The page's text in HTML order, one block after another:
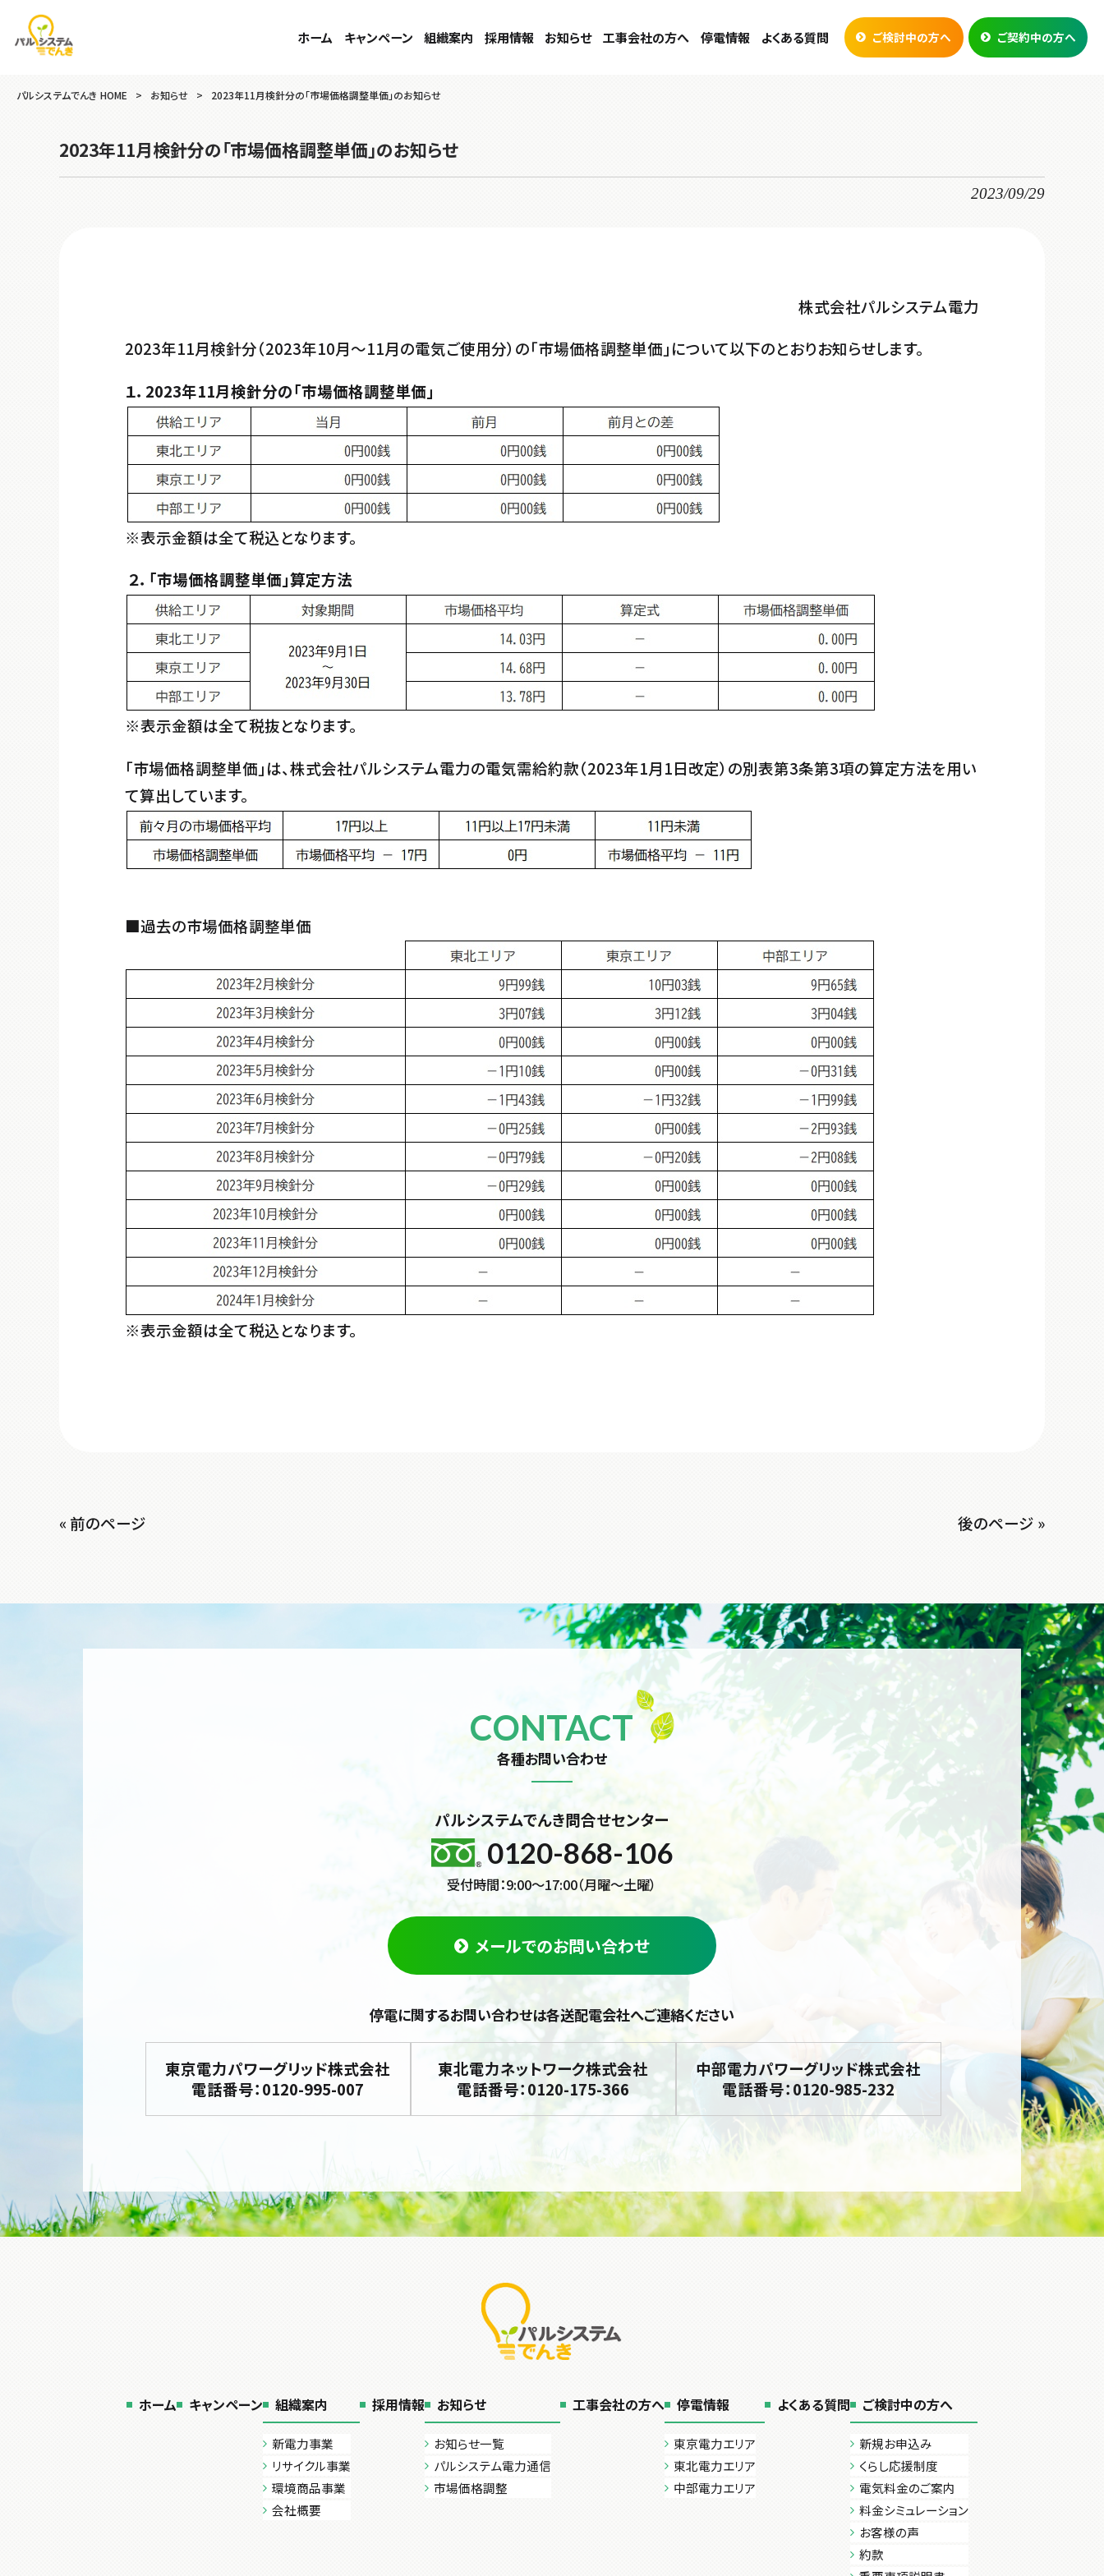
ホーム キャンペーン 組織案内 採用情報 お知らせ 工事会社の方へ 停電情報 よくある質問 ご検討中の方へ ご契約中の方へ
パルシステムでんき HOME > お知らせ > 2023年11月検針分の「市場価格調整単価」のお知らせ
2023年11月検針分の「市場価格調整単価」のお知らせ
2023/09/29
株式会社パルシステム電力
2023年11月検針分（2023年10月～11月の電気ご使用分）の「市場価格調整単価」について以下のとおりお知らせします。
１．2023年11月検針分の「市場価格調整単価」
※表示金額は全て税込となります。
２．「市場価格調整単価」算定方法
※表示金額は全て税抜となります。
「市場価格調整単価」は、株式会社パルシステム電力の電気需給約款（2023年1月1日改定）の別表第3条第3項の算定方法を用い
て算出しています。
■過去の市場価格調整単価
※表示金額は全て税込となります。
« 前のページ 後のページ »
CONTACT
各種お問い合わせ
パルシステムでんき問合せセンター
0120-868-106
受付時間：9:00～17:00（月曜～土曜）
メールでのお問い合わせ
停電に関するお問い合わせは各送配電会社へご連絡ください
東京電力パワーグリッド株式会社
電話番号：0120-995-007
東北電力ネットワーク株式会社
電話番号：0120-175-366
中部電力パワーグリッド株式会社
電話番号：0120-985-232
ホーム キャンペーン 組織案内
新電力事業
リサイクル事業
環境商品事業
会社概要
採用情報 お知らせ
お知らせ一覧
パルシステム電力通信
市場価格調整
工事会社の方へ 停電情報
東京電力エリア
東北電力エリア
中部電力エリア
よくある質問 ご検討中の方へ
新規お申込み
くらし応援制度
電気料金のご案内
料金シミュレーション
お客様の声
約款